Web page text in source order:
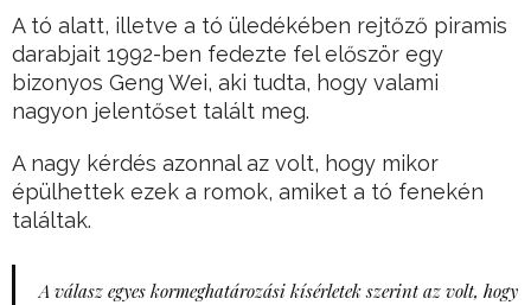
A tó alatt, illetve a tó üledékében rejtőző piramis
darabjait 1992-ben fedezte fel először egy
bizonyos Geng Wei, aki tudta, hogy valami
nagyon jelentőset talált meg.
A nagy kérdés azonnal az volt, hogy mikor
épülhettek ezek a romok, amiket a tó fenekén
találtak.
A válasz egyes kormeghatározási kísérletek szerint az volt, hogy